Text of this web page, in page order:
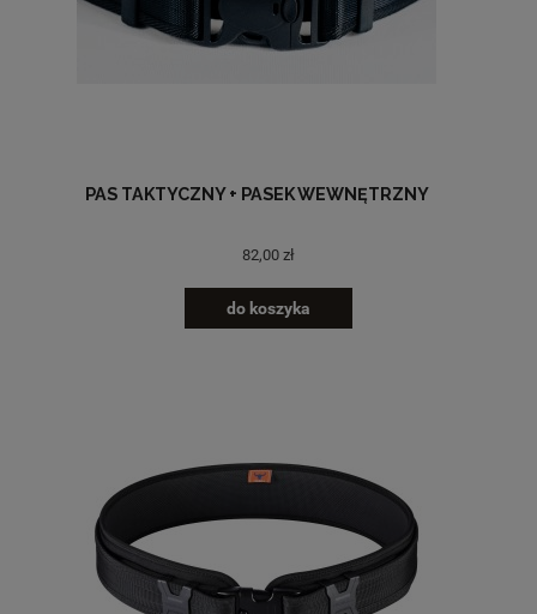
PAS TAKTYCZNY + PASEK WEWNĘTRZNY
82,00 zł
do koszyka